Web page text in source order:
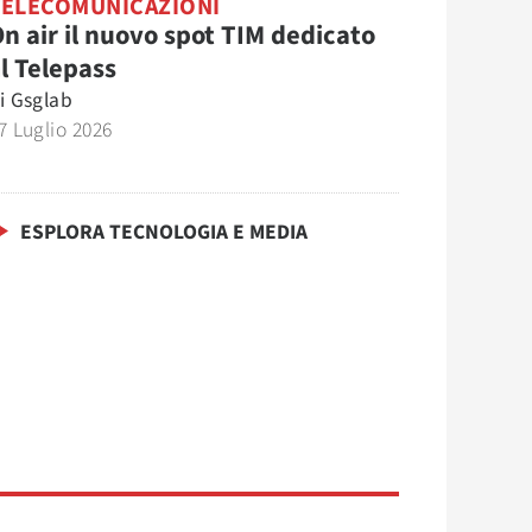
air il nuovo spot TIM dedicato
Telepass
Gsglab
Luglio 2026
ESPLORA TECNOLOGIA E MEDIA